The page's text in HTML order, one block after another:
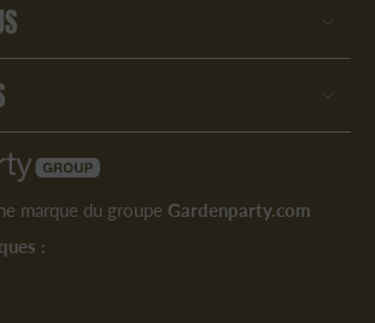
marque du groupe Gardenparty.com
: